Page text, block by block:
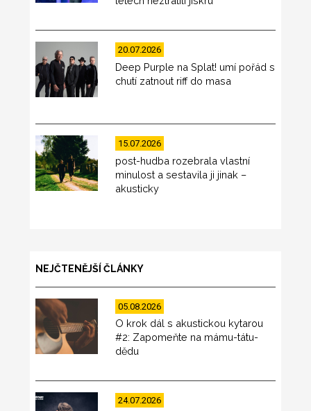
20.07.2026
Deep Purple na Splat! umí pořád s
chutí zatnout riff do masa
15.07.2026
post-hudba rozebrala vlastní
minulost a sestavila ji jinak –
akusticky
NEJČTENĚJŠÍ ČLÁNKY
05.08.2026
O krok dál s akustickou kytarou
#2: Zapomeňte na mámu-tátu-
dědu
24.07.2026